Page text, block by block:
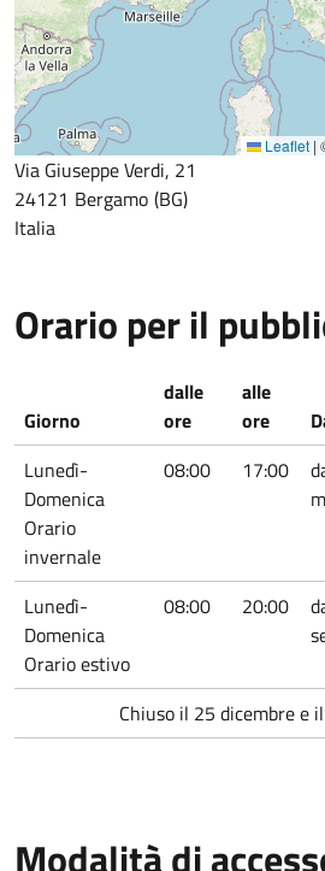
Leaflet |
Via Giuseppe Verdi, 21
24121 Bergamo BG
Italia
Orario per il
Giorno
dalle
ore
alle
ore
Lunedì-
Domenica
Orario
invernale
08:00 17:00
Lunedì-
Domenica
Orario estivo
08:00 20:00
Chiuso il 25 dicembre e